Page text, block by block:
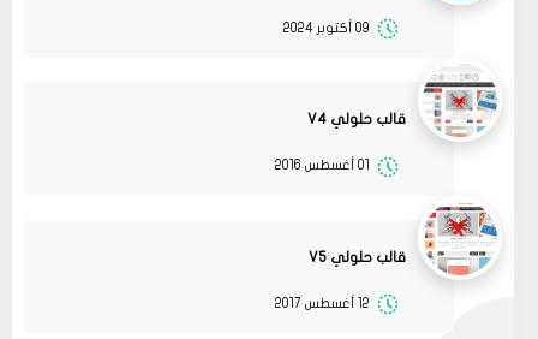
09 أكتوبر 2024
قالب حلولي V4
01 أغسطس 2016
قالب حلولي V5
12 أغسطس 2017
02 2022
مشاركة
أو عمل إعادة ضبط المصنع
08
قم بتجربة تحديث الطابعه ممكن تحل المشكله